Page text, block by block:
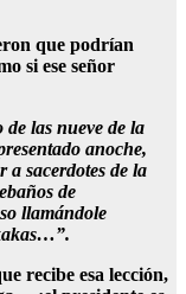
que podrían
si ese señor
las nueve de la
anoche,
a sacerdotes de la
de
llamándole
recibe esa lección,